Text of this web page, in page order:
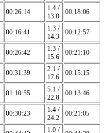
00:26:14
1.4 /
13.0
00:18:06
00:16:41
1.3 /
14.3
00:12:57
00:26:42
1.3 /
15.6
00:21:10
00:31:39
2.1 /
17.6
00:15:15
01:10:55
5.1 /
22.8
00:13:46
00:30:23
1.4 /
24.2
00:21:05
1.0 /